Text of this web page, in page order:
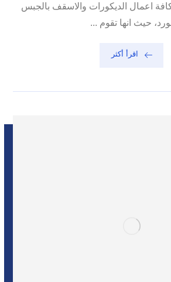
اعمال الديكورات والاسقف بالجبس
حيث انها تقوم ...
اقرأ أكثر